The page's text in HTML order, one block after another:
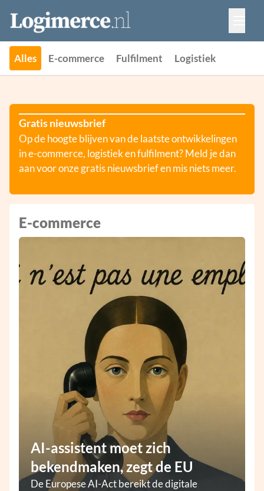
Vacatures
Events
Adverteren
Partners
Alles E-commerce Fulfilment Logistiek
Gratis nieuwsbrief
Op de hoogte blijven van de laatste ontwikkelingen
in e-commerce, logistiek en fulfilment? Meld je dan
aan voor onze gratis nieuwsbrief en mis niets meer.
E-commerce
AI-assistent moet zich
bekendmaken, zegt de EU
De Europese AI-Act bereikt de digitale